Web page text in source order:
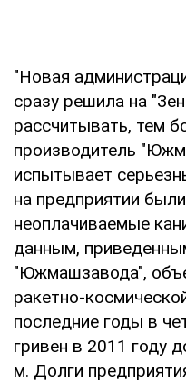
"Новая
сразу решила на
рассчитывать, тем
производитель
испытывает
на предприятии
неоплачиваемые
данным,
"Южмашзавода",
ракетно-
последние годы в
гривен в 2011 году
м. Долги